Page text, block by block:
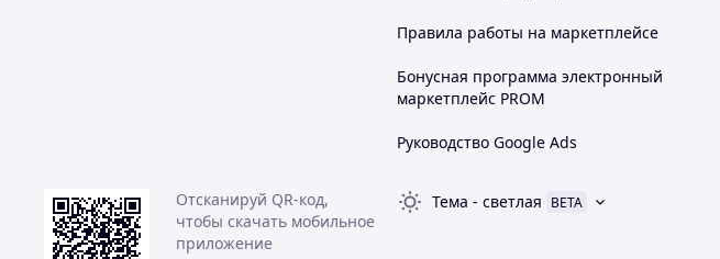
Правила работы на маркетплейсе
Бонусная программа электронный
маркетплейс PROM
Руководство Google Ads
Отсканируй QR-код,
чтобы скачать мобильное
приложение
Тема - светлая BETA